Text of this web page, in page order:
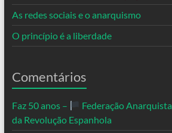
As redes sociais e o anarquismo
O princípio é a liberdade
Comentários
Faz 50 anos – Federação Anarquista
da Revolução Espanhola